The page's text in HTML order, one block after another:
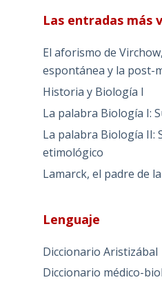
Las entradas más
El aforismo de
espontánea y la post-
Historia y Biología I
La palabra Biología I:
La palabra Biología II:
etimológico
Lamarck, el padre de
Lenguaje
Diccionario Aristizábal
Diccionario médico-